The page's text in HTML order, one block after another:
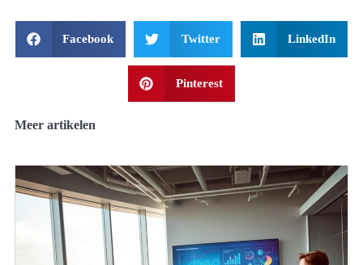
Facebook Twitter LinkedIn
Pinterest
Meer artikelen